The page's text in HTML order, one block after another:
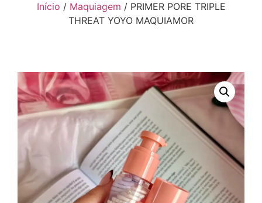
Início / Maquiagem / PRIMER PORE TRIPLE
THREAT YOYO MAQUIAMOR